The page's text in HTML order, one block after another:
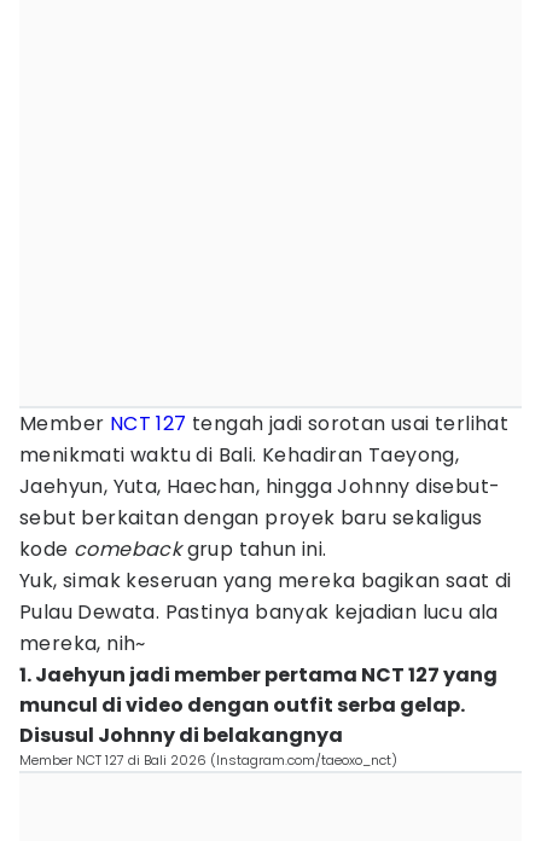
Member NCT 127 tengah jadi sorotan usai terlihat
menikmati waktu di Bali. Kehadiran Taeyong,
Jaehyun, Yuta, Haechan, hingga Johnny disebut-
sebut berkaitan dengan proyek baru sekaligus
kode comebackgrup tahun ini.
Yuk, simak keseruan yang mereka bagikan saat di
Pulau Dewata. Pastinya banyak kejadian lucu ala
mereka, nih~
1. Jaehyun jadi member pertama NCT 127 yang
muncul di video dengan outfit serba gelap.
Disusul Johnny di belakangnya
Member NCT 127 di Bali 2026 (Instagram.com/taeoxo_nct)